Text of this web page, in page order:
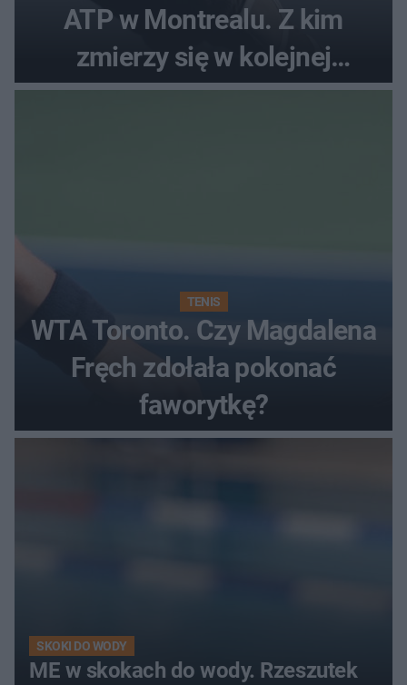
ATP w Montrealu. Z kim
zmierzy się w kolejnej
rundzie?
TENIS
WTA Toronto. Czy Magdalena
Fręch zdołała pokonać
faworytkę?
SKOKI DO WODY
ME w skokach do wody. Rzeszutek